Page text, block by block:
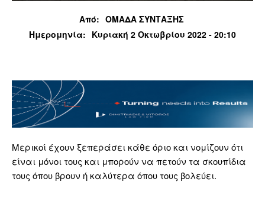
Από: ΟΜΑΔΑ ΣΥΝΤΑΞΗΣ
Ημερομηνία: Κυριακή 2 Οκτωβρίου 2022 - 20:10
Μερικοί έχουν ξεπεράσει κάθε όριο και νομίζουν ότι
είναι μόνοι τους και μπορούν να πετούν τα σκουπίδια
τους όπου βρουν ή καλύτερα όπου τους βολεύει.